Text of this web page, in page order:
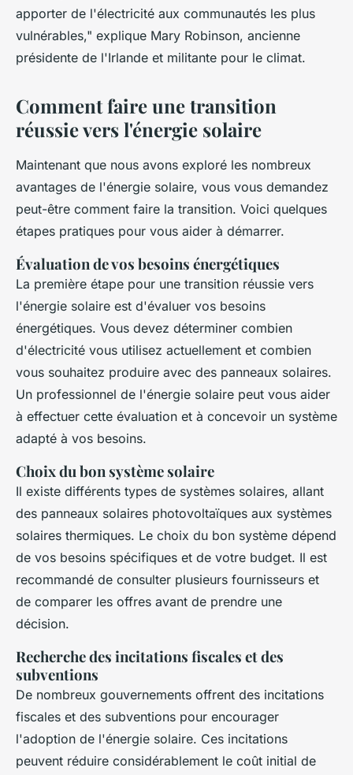
apporter de l'électricité aux communautés les plus
vulnérables," explique Mary Robinson, ancienne
présidente de l'Irlande et militante pour le climat.
Comment faire une transition
réussie vers l'énergie solaire
Maintenant que nous avons exploré les nombreux
avantages de l'énergie solaire, vous vous demandez
peut-être comment faire la transition. Voici quelques
étapes pratiques pour vous aider à démarrer.
Évaluation de vos besoins énergétiques
La première étape pour une transition réussie vers
l'énergie solaire est d'évaluer vos besoins
énergétiques. Vous devez déterminer combien
d'électricité vous utilisez actuellement et combien
vous souhaitez produire avec des panneaux solaires.
Un professionnel de l'énergie solaire peut vous aider
à effectuer cette évaluation et à concevoir un système
adapté à vos besoins.
Choix du bon système solaire
Il existe différents types de systèmes solaires, allant
des panneaux solaires photovoltaïques aux systèmes
solaires thermiques. Le choix du bon système dépend
de vos besoins spécifiques et de votre budget. Il est
recommandé de consulter plusieurs fournisseurs et
de comparer les offres avant de prendre une
décision.
Recherche des incitations fiscales et des
subventions
De nombreux gouvernements offrent des incitations
fiscales et des subventions pour encourager
l'adoption de l'énergie solaire. Ces incitations
peuvent réduire considérablement le coût initial de